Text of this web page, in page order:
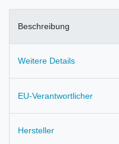
Beschreibung
Weitere Details
EU-Verantwortlicher
Hersteller